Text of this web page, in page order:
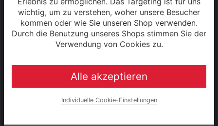
Widerrufsrecht
Cookie Einstellungen
0% Finanzierung
Hinweise zur Batterieentsorgung
wichtig, um zu verstehen, woher unsere Besucher
kommen oder wie Sie unseren Shop verwenden.
Durch die Benutzung unseres Shops stimmen Sie der
Verwendung von Cookies zu.
Alle akzeptieren
Individuelle Cookie-Einstellungen